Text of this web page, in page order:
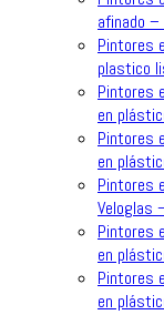
afinado –
Pintores
plastico
Pintores
en
Pintores
en
Pintores
Veloglas
Pintores
en
Pintores
en